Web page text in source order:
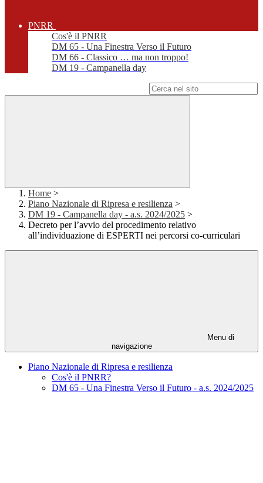
PNRR
Cos'è il PNRR
DM 65 - Una Finestra Verso il Futuro
DM 66 - Classico … ma non troppo!
DM 19 - Campanella day
Home >
Piano Nazionale di Ripresa e resilienza >
DM 19 - Campanella day - a.s. 2024/2025 >
Decreto per l’avvio del procedimento relativo
all’individuazione di ESPERTI nei percorsi co-curriculari
Menu di
navigazione
Piano Nazionale di Ripresa e resilienza
Cos'è il PNRR?
DM 65 - Una Finestra Verso il Futuro - a.s. 2024/2025